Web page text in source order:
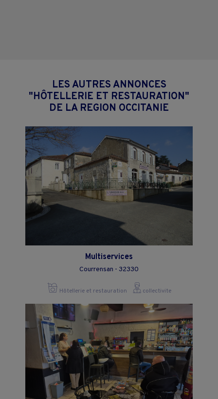
LES AUTRES ANNONCES
"HÔTELLERIE ET RESTAURATION"
DE LA REGION OCCITANIE
Multiservices
Courrensan - 32330
Hôtellerie et restauration collectivite